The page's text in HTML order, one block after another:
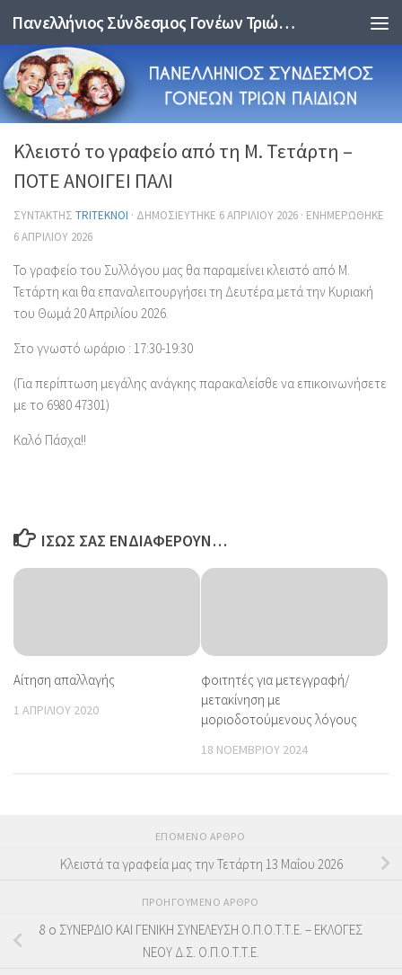
Skip to content Πανελλήνιος Σύνδεσμος Γονέων Τριών Παιδιών
Κλειστό το γραφείο από τη Μ. Τετάρτη –
ΠΟΤΕ ΑΝΟΙΓΕΙ ΠΑΛΙ
ΣΥΝΤΆΚΤΗΣ TRITEKNOI · ΔΗΜΟΣΙΕΎΤΗΚΕ 6 ΑΠΡΙΛΊΟΥ 2026 · ΕΝΗΜΕΡΏΘΗΚΕ
6 ΑΠΡΙΛΊΟΥ 2026
Το γραφείο του Συλλόγου μας θα παραμείνει κλειστό από Μ.
Τετάρτη και θα επαναλειτουργήσει τη Δευτέρα μετά την Κυριακή
του Θωμά 20 Απριλίου 2026.
Στο γνωστό ωράριο : 17:30-19:30
(Για περίπτωση μεγάλης ανάγκης παρακαλείσθε να επικοινωνήσετε
με το 6980 47301)
Καλό Πάσχα!!
ΊΣΩΣ ΣΑΣ ΕΝΔΙΑΦΈΡΟΥΝ…
Αίτηση απαλλαγής
1 ΑΠΡΙΛΊΟΥ 2020
φοιτητές για μετεγγραφή/
μετακίνηση με
μοριοδοτούμενους λόγους
18 ΝΟΕΜΒΡΊΟΥ 2024
ΕΠΌΜΕΝΟ ΆΡΘΡΟ
Κλειστά τα γραφεία μας την Τετάρτη 13 Μαΐου 2026
ΠΡΟΗΓΟΎΜΕΝΟ ΆΡΘΡΟ
8 ο ΣΥΝΕΡΔΙΟ ΚΑΙ ΓΕΝΙΚΗ ΣΥΝΕΛΕΥΣΗ Ο.Π.Ο.Τ.Τ.Ε. – ΕΚΛΟΓΕΣ
ΝΕΟΥ Δ.Σ. Ο.Π.Ο.Τ.Τ.Ε.